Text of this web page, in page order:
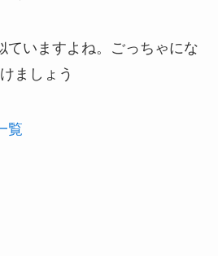
ていますよね。ごっちゃにな
ましょう
覧